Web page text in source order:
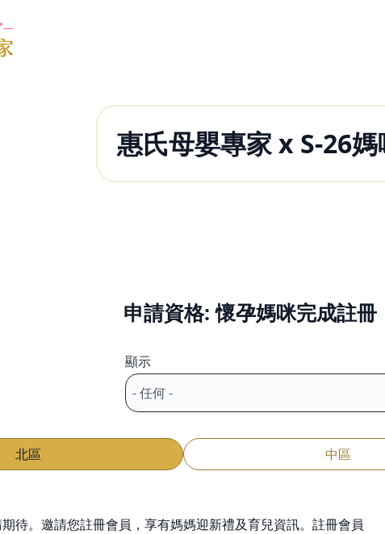
惠氏母嬰專家 x S-26
申請資格: 懷孕媽咪完成註
顯示
北區 中區
待。邀請您註冊會員，享有媽媽迎新禮及育兒資訊。 註冊會員